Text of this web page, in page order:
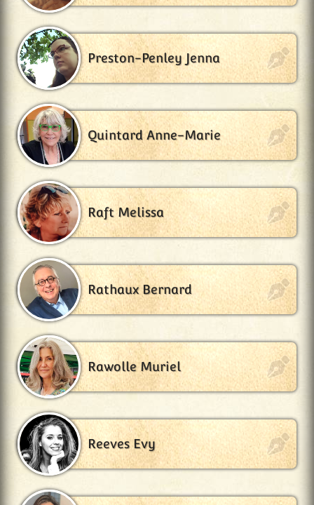
Preston-Penley Jenna
Quintard Anne-Marie
Raft Melissa
Rathaux Bernard
Rawolle Muriel
Reeves Evy